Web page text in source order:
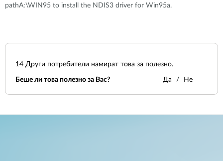
pathA:\WIN95 to install the NDIS3 driver for Win95a.
14 Други потребители намират това за полезно.
Беше ли това полезно за Вас? Да Не